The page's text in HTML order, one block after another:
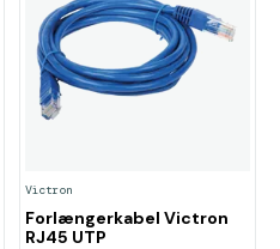
Victron
Forlængerkabel Victron
RJ45 UTP